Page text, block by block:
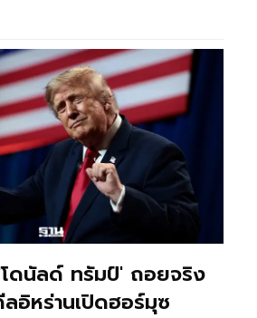
'โดนัลด์ ทรัมป์' ถอยจริง
อิหร่านเปิดฮอร์มุซ